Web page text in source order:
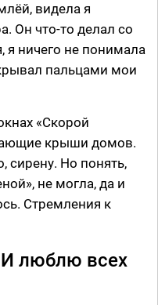
видела я
Он что-то делал со
я ничего не понимала
пальцами мои
«Скорой
крыши домов.
сирену. Но понять,
не могла, да и
Стремления к
И люблю всех